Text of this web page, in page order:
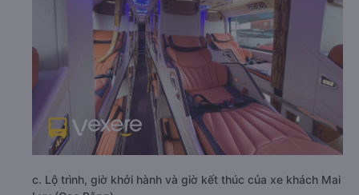
c. Lộ trình, giờ khởi hành và giờ kết thúc của xe khách Mai